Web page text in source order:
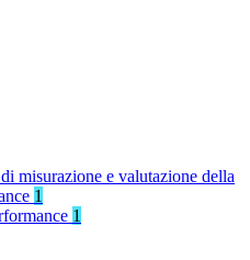
misurazione e valutazione della
1
1